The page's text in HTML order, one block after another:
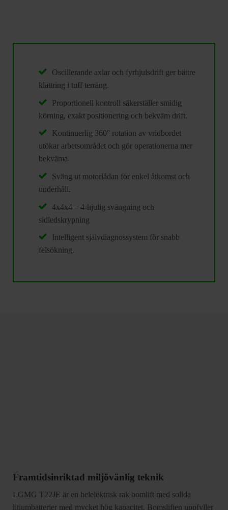
Oscillerande axlar och fyrhjulsdrift ger bättre
klättring i tuff terräng.
Proportionell kontroll säkerställer smidig
körning, exakt positionering och bekväm drift.
Kontinuerlig 360° rotation av vridbordet
utökar arbetsområdet och gör operationerna mer
bekväma.
Sväng ut motorlådan för enkel åtkomst och
underhåll.
4x4x4 – 4-hjulig svängning och
sidledskrypning
Intelligent självdiagnossystem för snabb
felsökning.
Framtidsinriktad miljövänlig teknik
LGMG T22JE är en helelektrisk rak bomlift med solida
litiumbatterier med mycket hög kapacitet. Bomsliften uppfyller